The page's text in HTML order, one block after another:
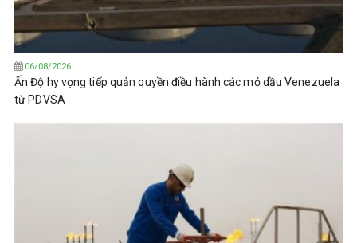
06/08/2026
Ấn Độ hy vọng tiếp quản quyền điều hành các mỏ dầu Venezuela
từ PDVSA